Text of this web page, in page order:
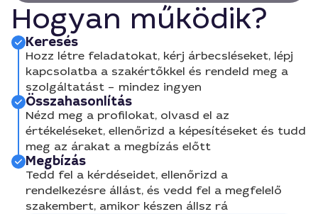
Hogyan működik?
Keresés
Hozz létre feladatokat, kérj árbecsléseket, lépj
kapcsolatba a szakértőkkel és rendeld meg a
szolgáltatást – mindez ingyen
Összahasonlítás
Nézd meg a profilokat, olvasd el az
értékeléseket, ellenőrizd a képesítéseket és tudd
meg az árakat a megbízás előtt
Megbízás
Tedd fel a kérdéseidet, ellenőrizd a
rendelkezésre állást, és vedd fel a megfelelő
szakembert, amikor készen állsz rá